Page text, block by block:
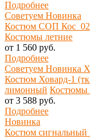
Подробнее
Советуем Новинка
Костюм СОП
Костюмы летние
от 1 560 руб.
Подробнее
Советуем Новинка
Костюм Ховард-1
лимонный Костюмы
от 3 588 руб.
Подробнее
Новинка
Костюм сигнальный